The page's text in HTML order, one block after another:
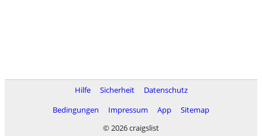
Hilfe Sicherheit
Datenschutz
Bedingungen
Impressum App
Sitemap
© 2026 craigslist